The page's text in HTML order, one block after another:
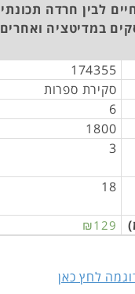
לבין חרדה
במדיטציה
174355
סקירת ספרות
6
1800
3
18
₪129
לחץ כאן